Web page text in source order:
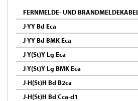
FERNMELDE- UND BRANDMELDEKABEL
J-YY Bd Eca
J-YY Bd BMK Eca
J-Y(St)Y Lg Eca
J-Y(St)Y Lg BMK Eca
J-H(St)H Bd B2ca
J-H(St)H Bd Cca-d1